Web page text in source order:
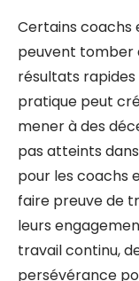
Certains coachs
peuvent tomber
résultats
pratique peut
mener à des
pas atteints
pour les coachs
faire preuve de
leurs
travail continu,
persévérance